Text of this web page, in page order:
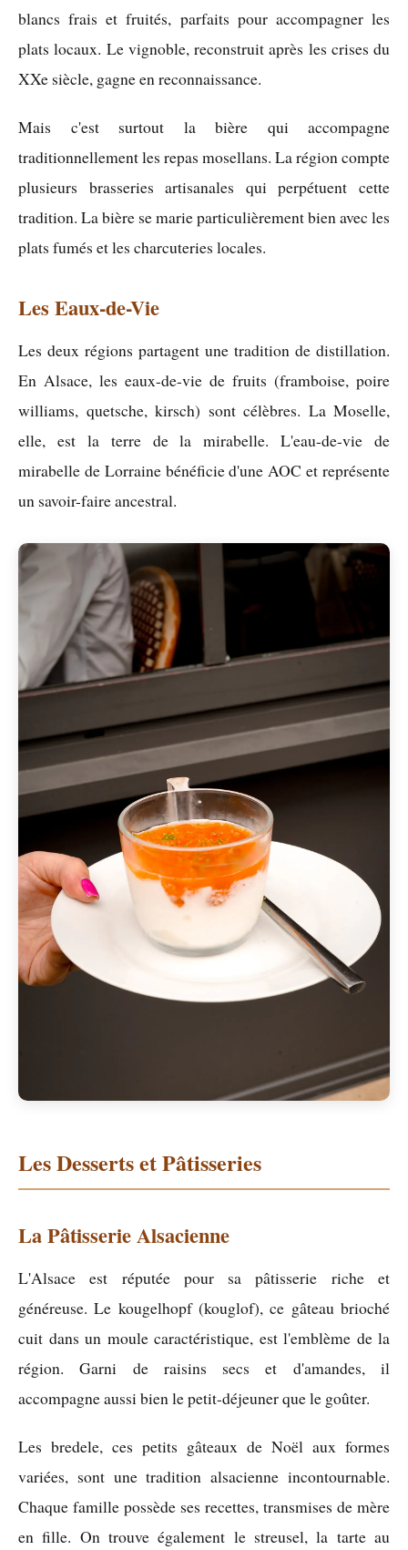
blancs frais et fruités, parfaits pour accompagner les
plats locaux. Le vignoble, reconstruit après les crises du
XXe siècle, gagne en reconnaissance.
Mais c'est surtout la bière qui accompagne
traditionnellement les repas mosellans. La région compte
plusieurs brasseries artisanales qui perpétuent cette
tradition. La bière se marie particulièrement bien avec les
plats fumés et les charcuteries locales.
Les Eaux-de-Vie
Les deux régions partagent une tradition de distillation.
En Alsace, les eaux-de-vie de fruits (framboise, poire
williams, quetsche, kirsch) sont célèbres. La Moselle,
elle, est la terre de la mirabelle. L'eau-de-vie de
mirabelle de Lorraine bénéficie d'une AOC et représente
un savoir-faire ancestral.
Les Desserts et Pâtisseries
La Pâtisserie Alsacienne
L'Alsace est réputée pour sa pâtisserie riche et
généreuse. Le kougelhopf (kouglof), ce gâteau brioché
cuit dans un moule caractéristique, est l'emblème de la
région. Garni de raisins secs et d'amandes, il
accompagne aussi bien le petit-déjeuner que le goûter.
Les bredele, ces petits gâteaux de Noël aux formes
variées, sont une tradition alsacienne incontournable.
Chaque famille possède ses recettes, transmises de mère
en fille. On trouve également le streusel, la tarte au